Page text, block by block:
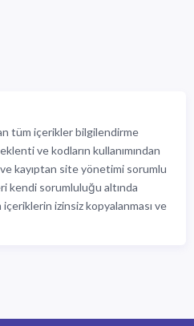
tüm içerikler bilgilendirme
eklenti ve kodların kullanımından
kayıptan site yönetimi sorumlu
kendi sorumluluğu altında
içeriklerin izinsiz kopyalanması ve